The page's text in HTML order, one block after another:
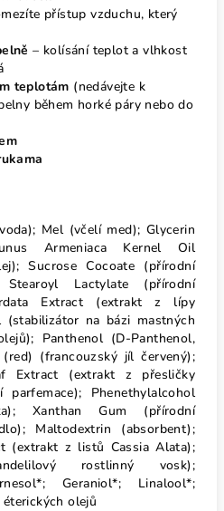
přístup vzduchu, který
– kolísání teplot a vlhkost
teplotám (nedávejte k
během horké páry nebo do
Mel (včelí med); Glycerin
Armeniaca Kernel Oil
Sucrose Cocoate (přírodní
Lactylate (přírodní
Extract (extrakt z lípy
na bázi mastných
Panthenol (D-Panthenol,
(francouzský jíl červený);
Extract (extrakt z přesličky
Phenethylalcohol
Xanthan Gum (přírodní
Maltodextrin (absorbent);
(extrakt z listů Cassia Alata);
rostlinný vosk);
Geraniol*; Linalool*;
olejů